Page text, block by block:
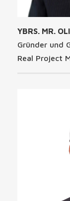
YBRS. MR.
Gründer und
Real Project